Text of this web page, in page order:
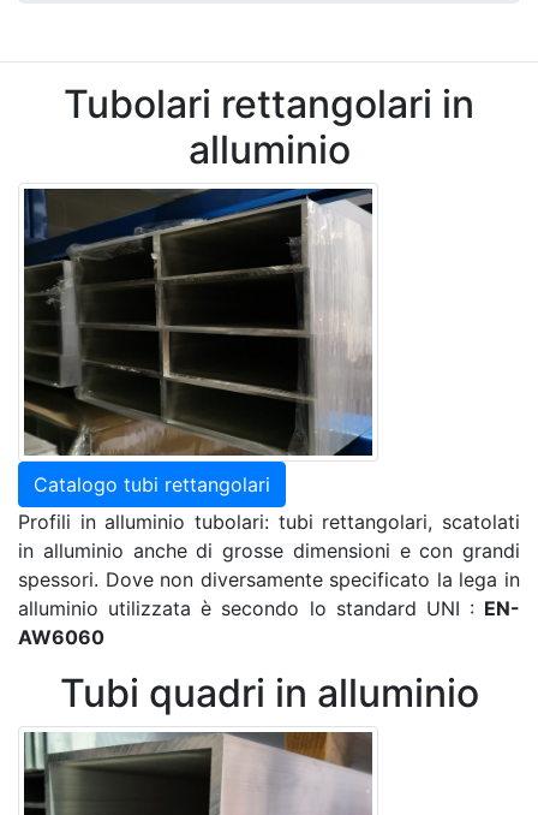
Tubolari rettangolari in
alluminio
Catalogo tubi rettangolari
Profili in alluminio tubolari: tubi rettangolari, scatolati
in alluminio anche di grosse dimensioni e con grandi
spessori. Dove non diversamente specificato la lega in
alluminio utilizzata è secondo lo standard UNI : EN-
AW6060
Tubi quadri in alluminio